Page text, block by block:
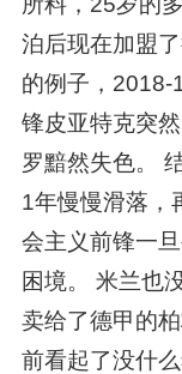
泊后现在加盟
的例子，2018-
锋皮亚特克突
罗黯然失色。
1年慢慢滑落，
会主义前锋一
困境。 米兰也
卖给了德甲的
前看起了没什